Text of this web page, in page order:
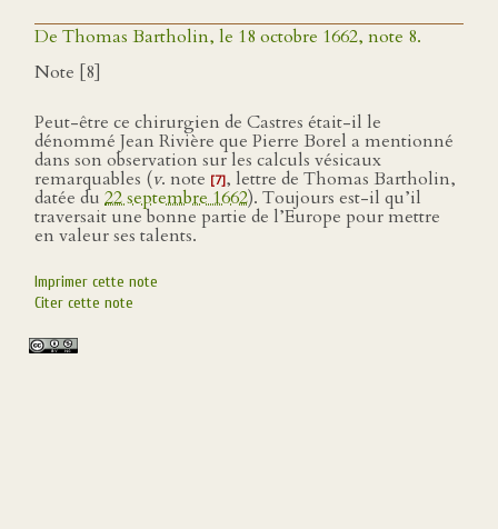
De Thomas Bartholin, le 18 octobre 1662, note 8.
Note [8]
Peut-être ce chirurgien de Castres était-il le
dénommé Jean Rivière que Pierre Borel a mentionné
dans son observation sur les calculs vésicaux
remarquables (v. note [7], lettre de Thomas Bartholin,
datée du 22 septembre 1662). Toujours est-il qu’il
traversait une bonne partie de l’Europe pour mettre
en valeur ses talents.
Imprimer cette note
Citer cette note